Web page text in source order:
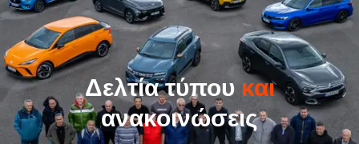
Δελτία τύπου και
ανακοινώσεις